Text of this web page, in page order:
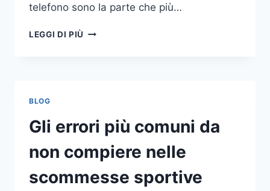
telefono sono la parte che più…
LEGGI DI PIÙ UN
PULIZIA
DELLE
APPARECCHIATURE
DA
BLOG
Gli errori più comuni da
non compiere nelle
scommesse sportive